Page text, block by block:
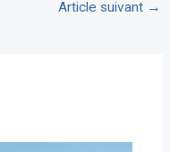
Article suivant →